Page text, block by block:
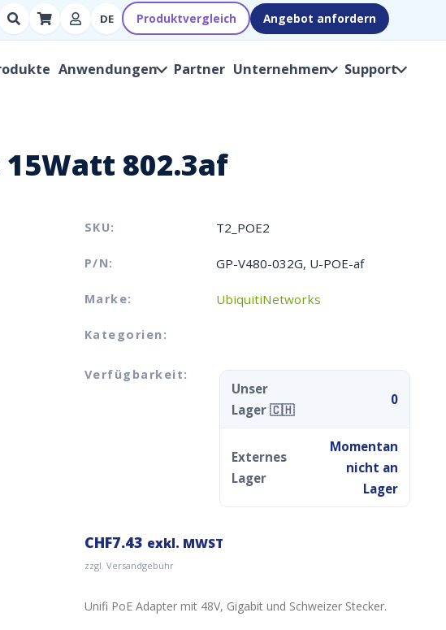
Suchen
DE Produktvergleich Angebot anfordern
Anwendungen Partner Unternehmen Support
15Watt 802.3af
SKU: T2_POE2
P/N: GP-V480-032G, U-POE-af
Marke: UbiquitiNetworks
Kategorien:
Verfügbarkeit:
Unser
Lager 🇨🇭
0
Externes
Lager
Momentan
nicht an
Lager
CHF7.43 exkl. MWST
zzgl. Versandgebühr
Unifi PoE Adapter mit 48V, Gigabit und Schweizer Stecker.